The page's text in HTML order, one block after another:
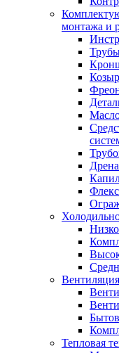
монтажа и
Флекс
Вентиляция
Тепловая